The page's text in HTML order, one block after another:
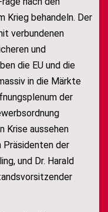
Krieg behandeln. Der
verbundenen
und
die EU und die
in die Märkte
der
Krise aussehen
Präsidenten der
und Dr. Harald